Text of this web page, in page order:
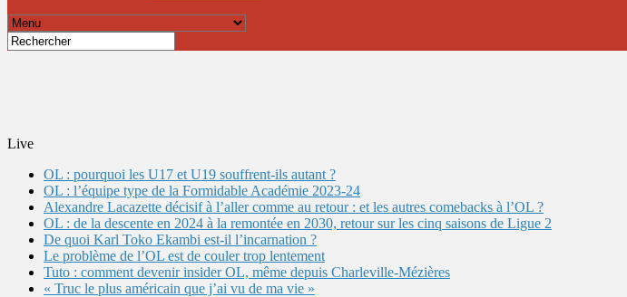
Live
OL : pourquoi les U17 et U19 souffrent-ils autant ?
OL : l’équipe type de la Formidable Académie 2023-24
Alexandre Lacazette décisif à l’aller comme au retour : et les autres comebacks à l’OL ?
OL : de la descente en 2024 à la remontée en 2030, retour sur les cinq saisons de Ligue 2
De quoi Karl Toko Ekambi est-il l’incarnation ?
Le problème de l’OL est de couler trop lentement
Tuto : comment devenir insider OL, même depuis Charleville-Mézières
« Truc le plus américain que j’ai vu de ma vie »